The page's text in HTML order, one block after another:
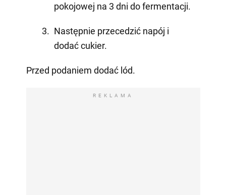
pokojowej na 3 dni do fermentacji.
Następnie przecedzić napój i
dodać cukier.
Przed podaniem dodać lód.
REKLAMA